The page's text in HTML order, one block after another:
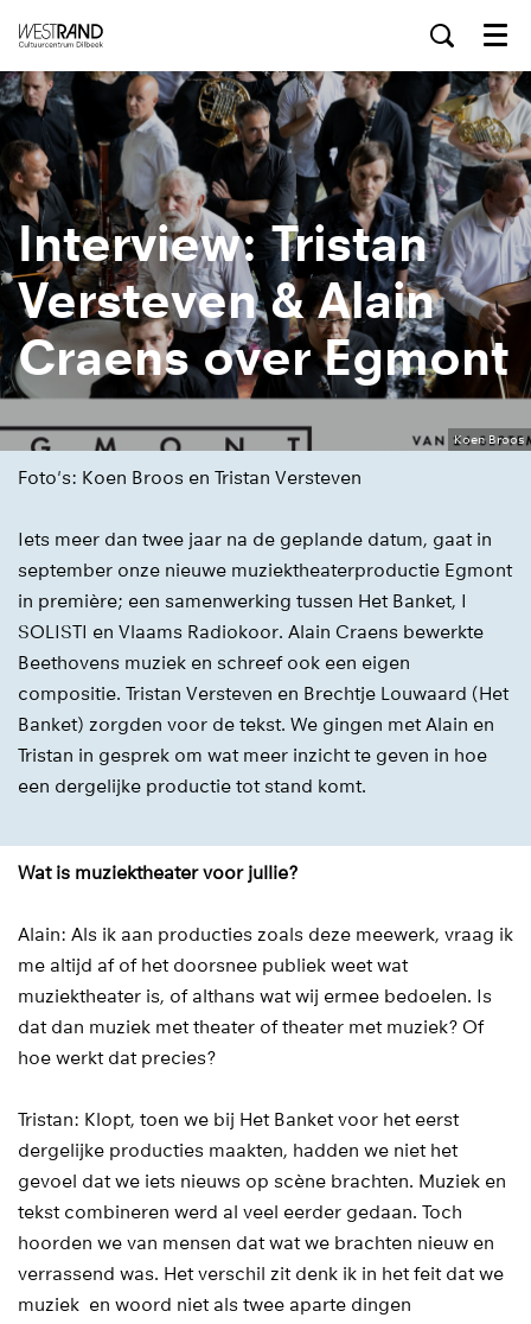
Menu
Koen Broos
Interview: Tristan
Versteven & Alain
Craens over Egmont
Foto's: Koen Broos en Tristan Versteven
Iets meer dan twee jaar na de geplande datum, gaat in
september onze nieuwe muziektheaterproductie Egmont
in première; een samenwerking tussen Het Banket, I
SOLISTI en Vlaams Radiokoor. Alain Craens bewerkte
Beethovens muziek en schreef ook een eigen
compositie. Tristan Versteven en Brechtje Louwaard (Het
Banket) zorgden voor de tekst. We gingen met Alain en
Tristan in gesprek om wat meer inzicht te geven in hoe
een dergelijke productie tot stand komt.
Wat is muziektheater voor jullie?
Alain: Als ik aan producties zoals deze meewerk, vraag ik
me altijd af of het doorsnee publiek weet wat
muziektheater is, of althans wat wij ermee bedoelen. Is
dat dan muziek met theater of theater met muziek? Of
hoe werkt dat precies?
Tristan: Klopt, toen we bij Het Banket voor het eerst
dergelijke producties maakten, hadden we niet het
gevoel dat we iets nieuws op scène brachten. Muziek en
tekst combineren werd al veel eerder gedaan. Toch
hoorden we van mensen dat wat we brachten nieuw en
verrassend was. Het verschil zit denk ik in het feit dat we
muziek en woord niet als twee aparte dingen